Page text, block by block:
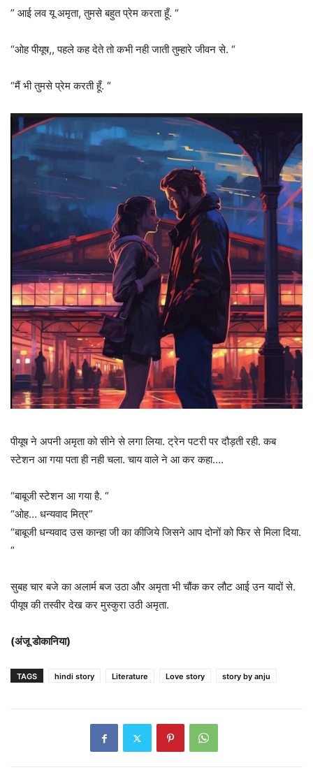
” आई लव यू अमृता, तुमसे बहुत प्रेम करता हूँ. “
“ओह पीयूष,, पहले कह देते तो कभी नही जाती तुम्हारे जीवन से. “
“मैं भी तुमसे प्रेम करती हूँ. “
पीयूष ने अपनी अमृता को सीने से लगा लिया. ट्रेन पटरी पर दौड़ती रही. कब
स्टेशन आ गया पता ही नही चला. चाय वाले ने आ कर कहा….
“बाबूजी स्टेशन आ गया है. “
“ओह… धन्यवाद मित्र”
“बाबूजी धन्यवाद उस कान्हा जी का कीजिये जिसने आप दोनों को फिर से मिला दिया.
“
सुबह चार बजे का अलार्म बज उठा और अमृता भी चौंक कर लौट आई उन यादों से.
पीयूष की तस्वीर देख कर मुस्कुरा उठी अमृता.
(अंजू डोकानिया)
TAGS hindi story Literature Love story story by anju